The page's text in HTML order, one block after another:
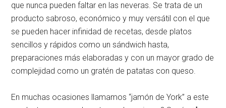
que nunca pueden faltar en las neveras. Se trata de un
producto sabroso, económico y muy versátil con el que
se pueden hacer infinidad de recetas, desde platos
sencillos y rápidos como un sándwich hasta,
preparaciones más elaboradas y con un mayor grado de
complejidad como un gratén de patatas con queso.
En muchas ocasiones llamamos “jamón de York” a este